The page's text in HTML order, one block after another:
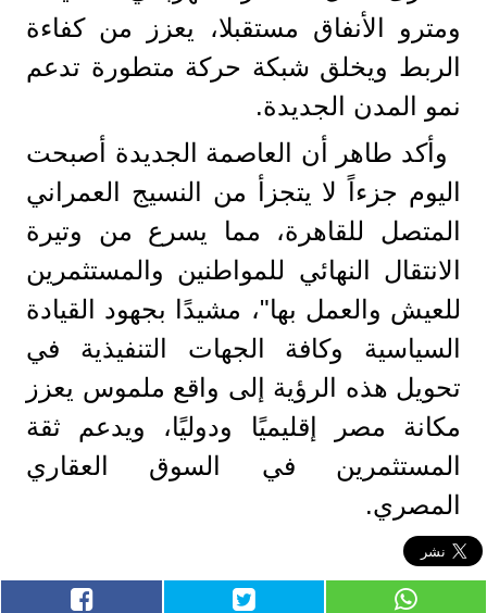
ومترو الأنفاق مستقبلا، يعزز من كفاءة
الربط ويخلق شبكة حركة متطورة تدعم
نمو المدن الجديدة.
وأكد طاهر أن العاصمة الجديدة أصبحت
اليوم جزءاً لا يتجزأ من النسيج العمراني
المتصل للقاهرة، مما يسرع من وتيرة
الانتقال النهائي للمواطنين والمستثمرين
للعيش والعمل بها"، مشيدًا بجهود القيادة
السياسية وكافة الجهات التنفيذية في
تحويل هذه الرؤية إلى واقع ملموس يعزز
مكانة مصر إقليميًا ودوليًا، ويدعم ثقة
المستثمرين في السوق العقاري
المصري.